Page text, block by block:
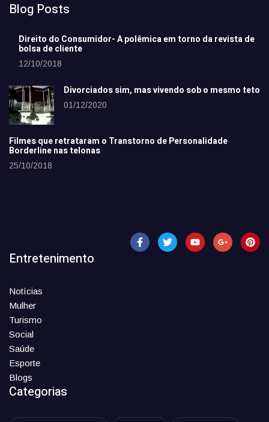
Blog Posts
Direito do Consumidor- A polêmica em torno da revista de
bolsa de cliente
12/10/2018
Divorciados sim, mas vivendo sob o mesmo teto
01/12/2020
Filmes que retrataram o Transtorno de Personalidade
Borderline nas telonas
25/10/2018
Entretenimento
Notícias
Mulher
Turismo
Social
Saúde
Esporte
Blogs
Categorias